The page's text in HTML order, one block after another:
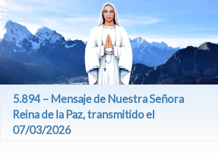
5.894 – Mensaje de Nuestra Señora
Reina de la Paz, transmitido el
07/03/2026